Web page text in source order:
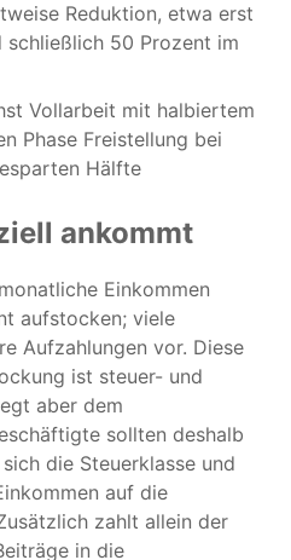
Reduktion, etwa erst
schließlich 50 Prozent im
Vollarbeit mit halbiertem
Phase Freistellung bei
Hälfte
ankommt
Einkommen
aufstocken; viele
Aufzahlungen vor. Diese
ist steuer- und
aber dem
sollten deshalb
die Steuerklasse und
auf die
zahlt allein der
in die